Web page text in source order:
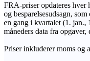
FRA-priser opdateres
og besparelsesudsagn,
en gang i kvartalet (1. jan.,
måneders data fra
Priser inkluderer moms og